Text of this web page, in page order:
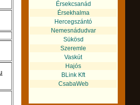
Érsekcsanád
Érsekhalma
Hercegszántó
Nemesnádudvar
Sükösd
Szeremle
Vaskút
Hajós
BLink Kft
CsabaWeb